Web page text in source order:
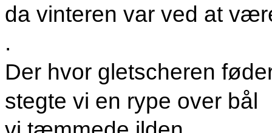
da vinteren var ved at
.
Der hvor gletscheren
stegte vi en rype over bål